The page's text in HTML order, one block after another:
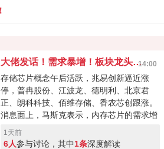
大佬发话！需求暴增！板块龙头冲击涨停？14:00
存储芯片概念午后活跃，兆易创新逼近涨
停，普冉股份、江波龙、德明利、北京君
正、朗科科技、佰维存储、香农芯创跟涨。
消息面上，马斯克表示，内存芯片的需求增
长速度远远超过了供应增速。马斯克对存储
芯片的需求状况具备很强的发言权，因为特
1天前
6人参与讨论，其中1条深度解读